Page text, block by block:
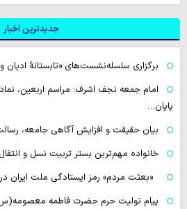
جدیدترین اخبار
برگزاری سلسله‌نشست‌های «تابستانهٔ ادیان
امام جمعه نجف اشرف: مراسم اربعین،
پایان…
بیان حقیقت و افزایش آگاهی جامعه،
خانواده مهم‌ترین بستر تربیت نسل و
«بعثت مردم» رمز ایستادگی ملت ایران
پیام تولیت حرم حضرت فاطمه معصومه(س)